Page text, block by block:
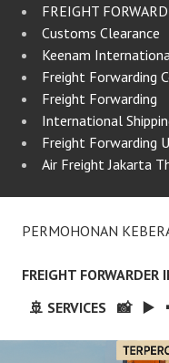
FREIGHT
Customs Clearance
Keenam
Freight Forwarding
Freight Forwarding
International
Freight Forwarding
Air Freight Jakarta
PERMOHONAN
FREIGHT FORWARDER
🚢 SERVICES
📸 ▶️